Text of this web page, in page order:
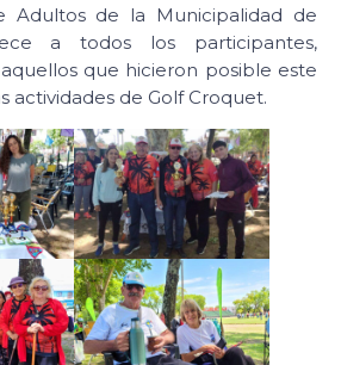
Adultos de la Municipalidad de
a todos los participantes,
que hicieron posible este
actividades de Golf Croquet.